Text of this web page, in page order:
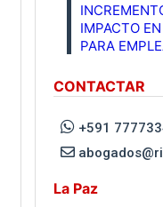
IMPACTO
PARA
CONTACTAR
+591
La Paz